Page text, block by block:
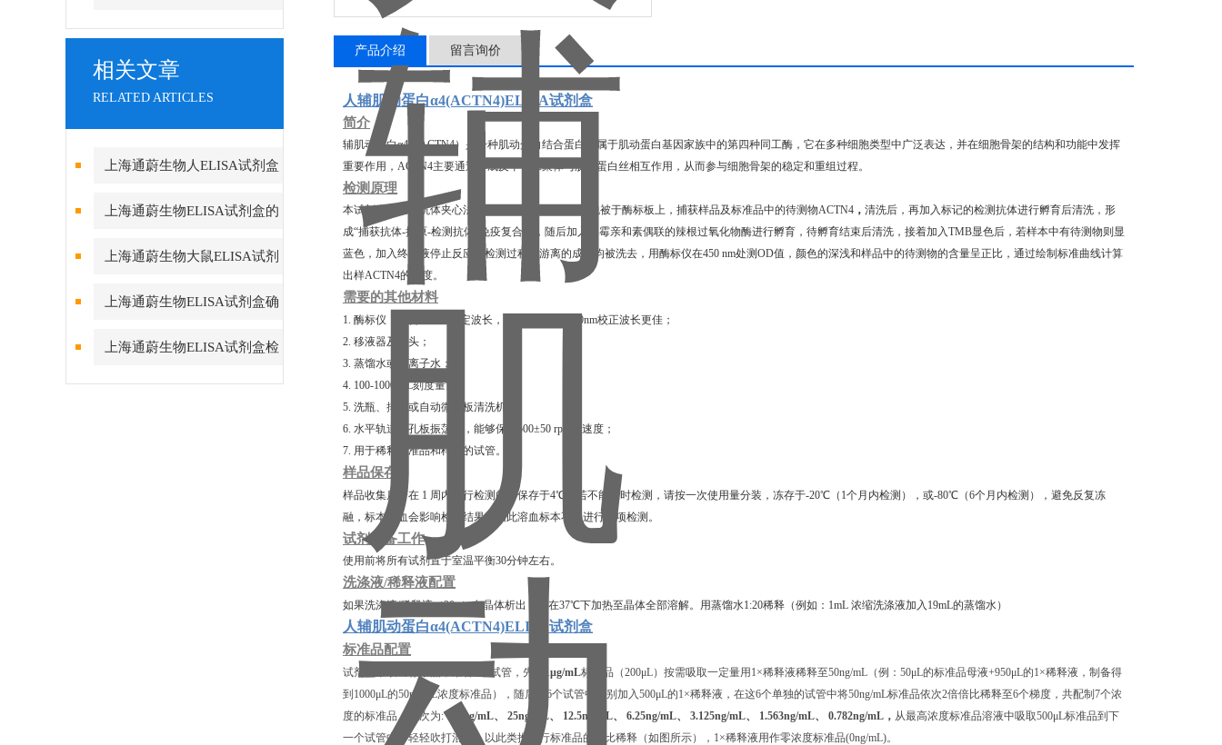
相关文章
RELATED ARTICLES
上海通蔚生物人ELISA试剂盒
实验酶标仪环境的重要性
上海通蔚生物ELISA试剂盒的
测定方法及要求
上海通蔚生物大鼠ELISA试剂
盒的组成和保存
上海通蔚生物ELISA试剂盒确
保数据真实可靠
上海通蔚生物ELISA试剂盒检
测结果的稳定性
产品介绍 留言询价
人辅肌动蛋白α4(ACTN4)ELISA试剂盒
简介
辅肌动蛋白α4（ACTN4）是一种肌动蛋白结合蛋白，属于肌动蛋白基因家族中的第四种同工酶，它在多种细胞类型中广泛表达，并在细胞骨架的结构和功能中发挥
重要作用，ACTN4主要通过形成反平行二聚体与肌动蛋白丝相互作用，从而参与细胞骨架的稳定和重组过程。
检测原理
本试剂盒采用双抗体夹心法ELISA技术 : 将捕获抗体包被于酶标板上，捕获样品及标准品中的待测物ACTN4 ， 清洗后，再加入标记的检测抗体进行孵育后清洗，形
成“捕获抗体-抗原-检测抗体"免疫复合物，随后加入链霉亲和素偶联的辣根过氧化物酶进行孵育，待孵育结束后清洗，接着加入TMB显色后，若样本中有待测物则显
蓝色，加入终止液停止反应。检测过程中游离的成分均被洗去，用酶标仪在450 nm处测OD值，颜色的深浅和样品中的待测物的含量呈正比，通过绘制标准曲线计算
出样ACTN4的浓度。
需要的其他材料
1. 酶标仪，包含450nm测定波长，同时包含600-680nm校正波长更佳；
2. 移液器及枪头；
3. 蒸馏水或去离子水；
4. 100-1000 mL刻度量筒；
5. 洗瓶、排枪或自动微孔板清洗机；
6. 水平轨道微孔板振荡器，能够保持500±50 rpm的速度；
7. 用于稀释标准品和样品的试管。
样品保存
样品收集后若在 1 周内进行检测的可保存于4℃，若不能及时检测，请按一次使用量分装，冻存于-20℃（1个月内检测），或-80℃（6个月内检测），避免反复冻
融，标本溶血会影响检测结果，因此溶血标本不宜进行此项检测。
试剂准备工作
使用前将所有试剂置于室温平衡30分钟左右。
洗涤液/稀释液配置
如果洗涤液/稀释液（20×）有晶体析出，需在37℃下加热⾄晶体全部溶解。用蒸馏水1:20稀释（例如：1mL 浓缩洗涤液加入19mL的蒸馏水）
人辅肌动蛋白α4(ACTN4)ELISA试剂盒
标准品配置
试剂盒中取出标准品，准备7个试管，先从 1μg/mL标准品（200μL）按需吸取一定量用1×稀释液稀释至50ng/mL（例：50μL的标准品母液+950μL的1×稀释液，制备得
到1000μL的50ng/mL浓度标准品），随后在6个试管中分别加入500μL的1×稀释液，在这6个单独的试管中将50ng/mL标准品依次2倍倍比稀释至6个梯度，共配制7个浓
度的标准品，依次为:
50ng/mL、 25ng/mL、 12.5ng/mL、 6.25ng/mL、 3.125ng/mL、 1.563ng/mL、 0.782ng/mL， 从最高浓度标准品溶液中吸取500μL标准品到下
一个试管中，轻轻吹打混匀，以此类推进行标准品的倍比稀释（如图所示），1×稀释液用作零浓度标准品(0ng/mL)。